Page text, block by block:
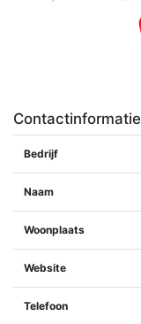
Contactinformatie
Bedrijf
Naam
Woonplaats
Website
Telefoon